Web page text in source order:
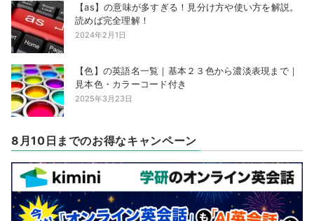
【as】の意味が多すぎる！見分け方や使い方を解説。
読めば完全理解！
2024年2月1日
【色】の英語名一覧｜基本２３色から濃淡表現まで｜
見本色・カラーコード付き
2025年3月23日
8月10日までのお得なキャンペーン